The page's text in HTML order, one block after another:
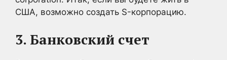
США, возможно создать S-корпорацию.
3. Банковский счет